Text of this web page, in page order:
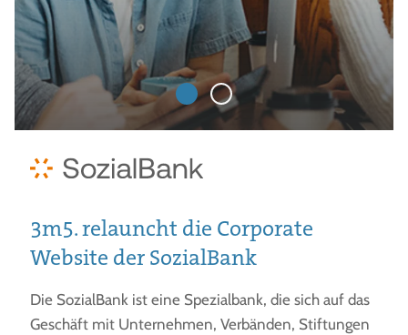
3m5. relauncht die Corporate
Website der SozialBank
Die SozialBank ist eine Spezialbank, die sich auf das
Geschäft mit Unternehmen, Verbänden, Stiftungen